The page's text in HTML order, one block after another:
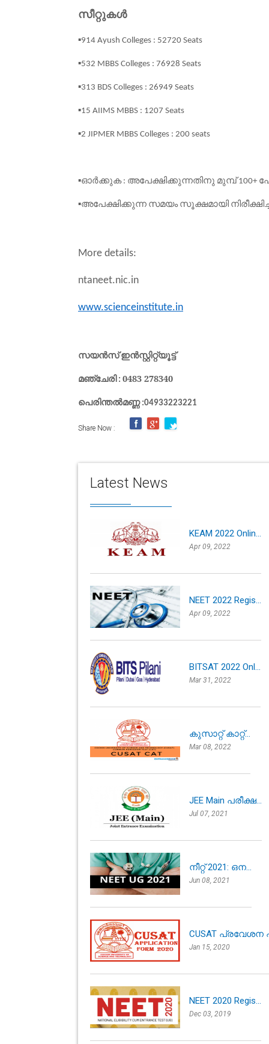
സീറ്റുകൾ
▪914 Ayush Colleges : 52720 Seats
▪532 MBBS Colleges : 76928 Seats
▪313 BDS Colleges : 26949 Seats
▪15 AIIMS MBBS : 1207 Seats
▪2 JIPMER MBBS Colleges : 200 seats
▪ഓർക്കുക: അപേക്ഷിക്കുന്നതിനു മുമ്പ്100+
▪അപേക്ഷിക്കുന്ന സമയം സൂക്ഷമായി
More details:
ntaneet.nic.in
www.scienceinstitute.in
സയൻസ്ഇൻസ്റ്റിറ്റ്യൂട്ട്
മഞ്ചേരി: 0483 278340
പെരിന്തൽമണ്ണ:04933223221
Share Now :
Latest News
KEAM 2022 Onlin...
Apr 09, 2022
NEET 2022 Regis...
Apr 09, 2022
BITSAT 2022 Onl...
Mar 31, 2022
കുസാറ്റ് കാറ്റ്...
Mar 08, 2022
JEE Main പരീക്ഷ...
Jul 07, 2021
നീറ്റ് 2021: ഒന...
Jun 08, 2021
CUSAT പ്രവേശന
Jan 15, 2020
NEET 2020 Regis...
Dec 03, 2019